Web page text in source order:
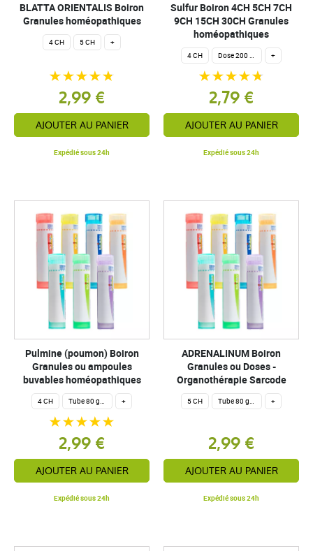
BLATTA ORIENTALIS Boiron
Granules homéopathiques
4 CH 5 CH +
2,99 €
AJOUTER AU PANIER
Expédié sous 24h
Sulfur Boiron 4CH 5CH 7CH
9CH 15CH 30CH Granules
homéopathiques
4 CH Dose 200 globules homéopathiques +
2,79 €
AJOUTER AU PANIER
Expédié sous 24h
Pulmine (poumon) Boiron
Granules ou ampoules
buvables homéopathiques
4 CH Tube 80 granules homéopathiques 4 g. +
2,99 €
AJOUTER AU PANIER
Expédié sous 24h
ADRENALINUM Boiron
Granules ou Doses -
Organothérapie Sarcode
5 CH Tube 80 granules homéopathiques 4 g. +
2,99 €
AJOUTER AU PANIER
Expédié sous 24h